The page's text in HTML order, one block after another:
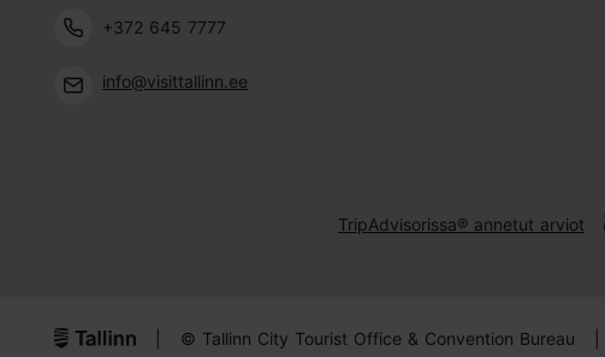
+372 645 7777
info@visittallinn.ee
TripAdvisorissa® annetut arviot
© Tallinn City Tourist Office & Convention Bureau